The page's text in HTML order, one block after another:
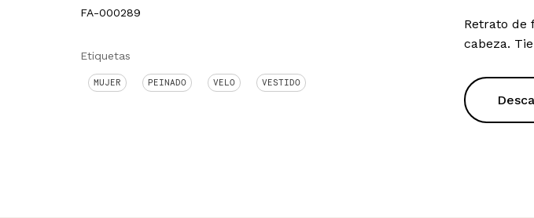
FA-000289
Etiquetas
MUJER PEINADO VELO VESTIDO
Retrato de
cabeza.